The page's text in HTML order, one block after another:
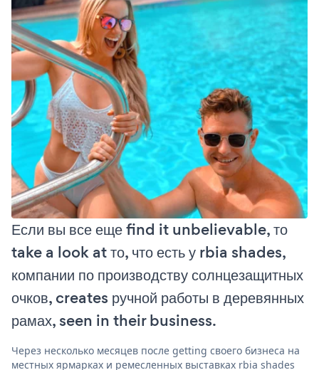
Если вы все еще find it unbelievable, то
take a look at то, что есть у rbia shades,
компании по производству солнцезащитных
очков, creates ручной работы в деревянных
рамах, seen in their business.
Через несколько месяцев после getting своего бизнеса на
местных ярмарках и ремесленных выставках rbia shades